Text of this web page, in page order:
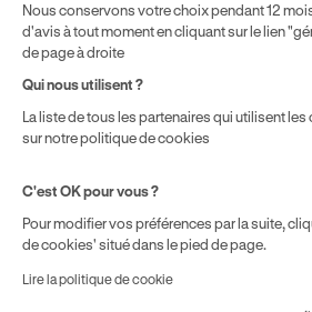
Nous conservons votre choix pendant 12
d'avis à tout moment en cliquant sur le lien
de page à droite
Qui nous utilisent ?
La liste de tous les partenaires qui utilisent
sur notre politique de cookies
C'est OK pour vous ?
Pour modifier vos préférences par la suite,
de cookies' situé dans le pied de page.
Lire la politique de cookie